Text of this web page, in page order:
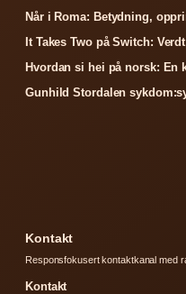
Når i Roma: Betydning,
It Takes Two på Switch:
Hvordan si hei på norsk:
Gunhild Stordalen
Kontakt
Responsfokusert kontaktkanal med
Kontakt